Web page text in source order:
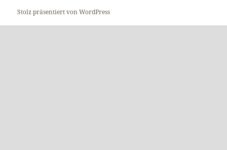
Stolz präsentiert von WordPress